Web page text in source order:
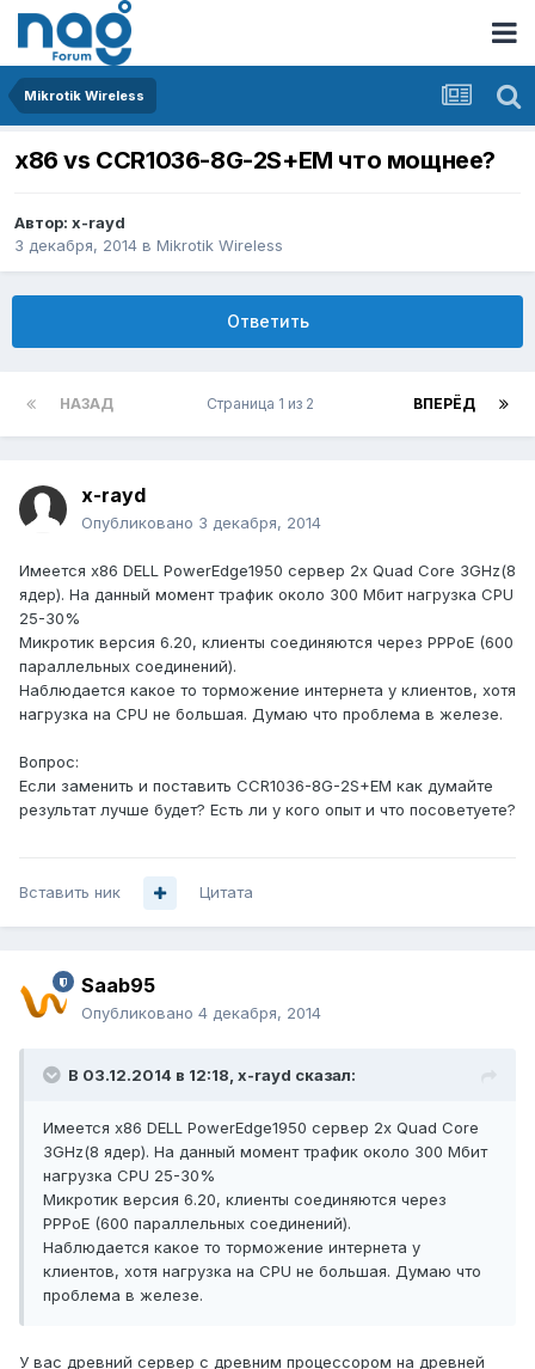
Mikrotik Wireless
x86 vs CCR1036-8G-2S+EM что мощнее?
Автор: x-rayd
3 декабря, 2014 в Mikrotik Wireless
Ответить
НАЗАД ВПЕРЁД
Страница 1 из 2
x-rayd
Опубликовано 3 декабря, 2014
Имеется х86 DELL PowerEdge1950 сервер 2х Quad Core 3GHz(8
ядер). На данный момент трафик около 300 Мбит нагрузка CPU
25-30%
Микротик версия 6.20, клиенты соединяются через PPPoE (600
параллельных соединений).
Наблюдается какое то торможение интернета у клиентов, хотя
нагрузка на CPU не большая. Думаю что проблема в железе.
Вопрос:
Если заменить и поставить CCR1036-8G-2S+EM как думайте
результат лучше будет? Есть ли у кого опыт и что посоветуете?
Вставить ник Цитата
Saab95
Опубликовано 4 декабря, 2014
В 03.12.2014 в 12:18, x-rayd сказал:
Имеется х86 DELL PowerEdge1950 сервер 2х Quad Core
3GHz(8 ядер). На данный момент трафик около 300 Мбит
нагрузка CPU 25-30%
Микротик версия 6.20, клиенты соединяются через
PPPoE (600 параллельных соединений).
Наблюдается какое то торможение интернета у
клиентов, хотя нагрузка на CPU не большая. Думаю что
проблема в железе.
У вас древний сервер с древним процессором на древней